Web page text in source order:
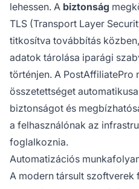
lehessen. A biztonság
TLS (Transport Layer
titkosítva továbbítás
adatok tárolása iparági
történjen. A PostAffiliatePro
összetettséget
biztonságot és
a felhasználónak az
foglalkoznia.
Automatizációs
A modern társult szoftverek